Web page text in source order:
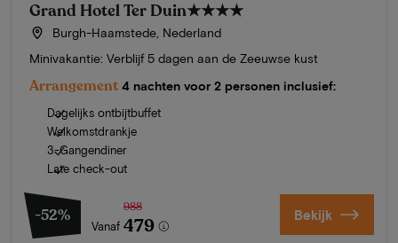
Grand Hotel Ter Duin★★★★
Burgh-Haamstede, Nederland
Minivakantie: Verblijf 5 dagen aan de Zeeuwse kust
Arrangement 4 nachten voor 2 personen inclusief:
Dagelijks ontbijtbuffet
Welkomstdrankje
3-Gangendiner
Late check-out
-52%
Vanaf
988
479 Bekijk